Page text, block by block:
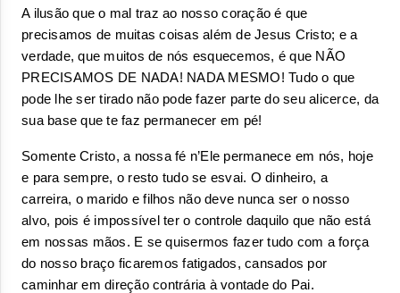
A ilusão que o mal traz ao nosso coração é que
precisamos de muitas coisas além de Jesus Cristo; e a
verdade, que muitos de nós esquecemos, é que NÃO
PRECISAMOS DE NADA! NADA MESMO! Tudo o que
pode lhe ser tirado não pode fazer parte do seu alicerce, da
sua base que te faz permanecer em pé!
Somente Cristo, a nossa fé n’Ele permanece em nós, hoje
e para sempre, o resto tudo se esvai. O dinheiro, a
carreira, o marido e filhos não deve nunca ser o nosso
alvo, pois é impossível ter o controle daquilo que não está
em nossas mãos. E se quisermos fazer tudo com a força
do nosso braço ficaremos fatigados, cansados por
caminhar em direção contrária à vontade do Pai.